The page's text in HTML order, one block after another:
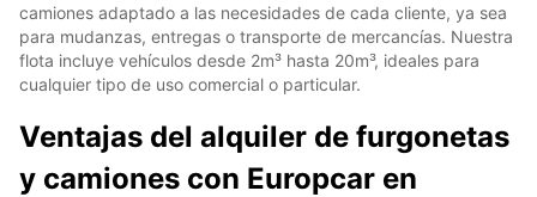
camiones adaptado a las necesidades de cada cliente, ya sea
para mudanzas, entregas o transporte de mercancías. Nuestra
flota incluye vehículos desde 2m³ hasta 20m³, ideales para
cualquier tipo de uso comercial o particular.
Ventajas del alquiler de furgonetas
y camiones con Europcar en